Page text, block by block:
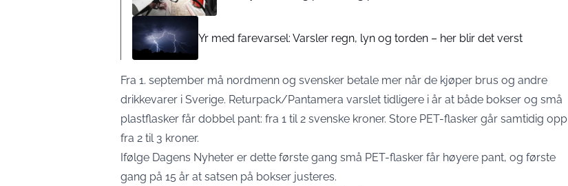
Yr med farevarsel: Varsler regn, lyn og torden – her blir det verst
Fra 1. september må nordmenn og svensker betale mer når de kjøper brus og andre
drikkevarer i Sverige. Returpack/Pantamera varslet tidligere i år at både bokser og små
plastflasker får dobbel pant: fra 1 til 2 svenske kroner. Store PET-flasker går samtidig opp
fra 2 til 3 kroner.
Ifølge Dagens Nyheter er dette første gang små PET-flasker får høyere pant, og første
gang på 15 år at satsen på bokser justeres.